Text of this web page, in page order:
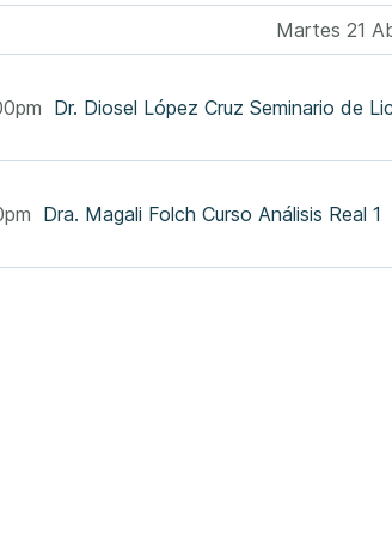
Martes 21
Dr. Diosel López Cruz Seminario de
Dra. Magali Folch Curso Análisis Real 1